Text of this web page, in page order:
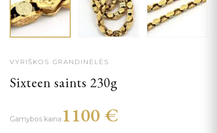
VYRIŠKOS GRANDINĖLĖS
Sixteen saints 230g
Gamybos kaina 1100 €